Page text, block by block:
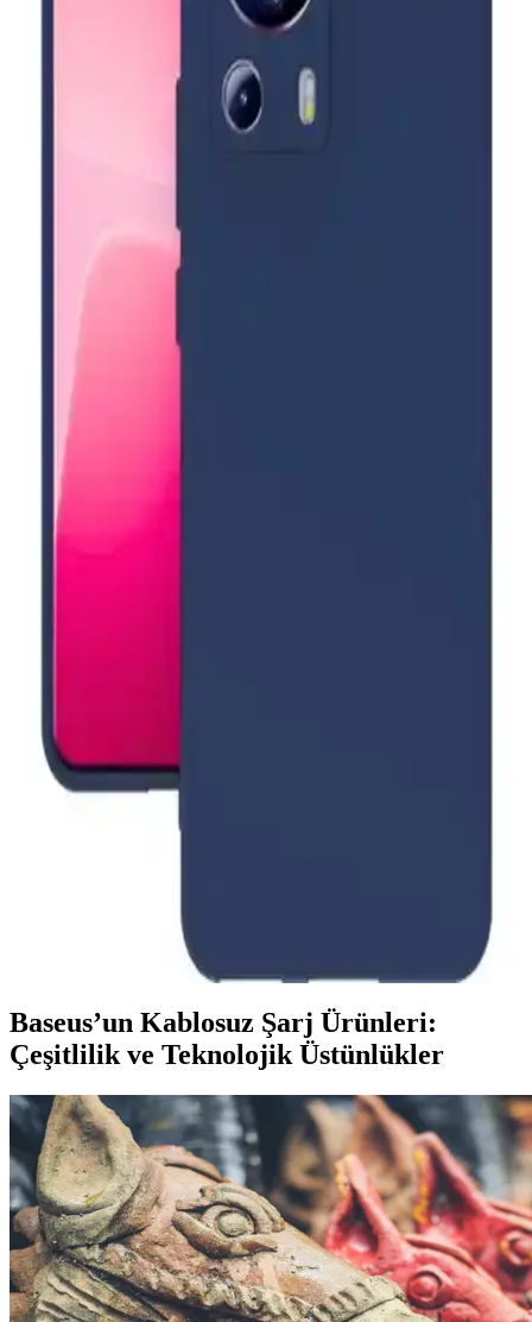
Baseus Kablosuz Şarj Teknolojisi: Yenilikçi ve
Baseus'un çeşitli kablosuz şarj çözümleri, hızlı ve güvenli şarj
imkanı sunar, şık tasarımlarıyla günlük hayatınızı kolaylaştırır ve çok
iPhone 7 Plus ve iPhone 8 modellerinin tasarım, performans ve
kullanıcı deneyimleri karşılaştırmasıyla, teknik özellikler ve yaşanan
UMD Air 4 Pro ANC Bluetooth Kulaklık: Yüksek
iPhone 13 Pro Max için MagSafe Kılıflar: Özellikler,
Trendler ve Seçenekler
şarj desteğiyle estetik ve fonksiyonelliği bir arada sunuyor. Günlük
kullanımda dayanıklılık ve şıklık sağlıyor.
kaymayı azaltır ve kolay temizlenir. Kablosuz şarjla uyumlu,
gövdeyi koruyan tasarım kullanımı rahatlatır.
Baseus’un Kablosuz Şarj Ürünleri:
Çeşitlilik ve Teknolojik Üstünlükler